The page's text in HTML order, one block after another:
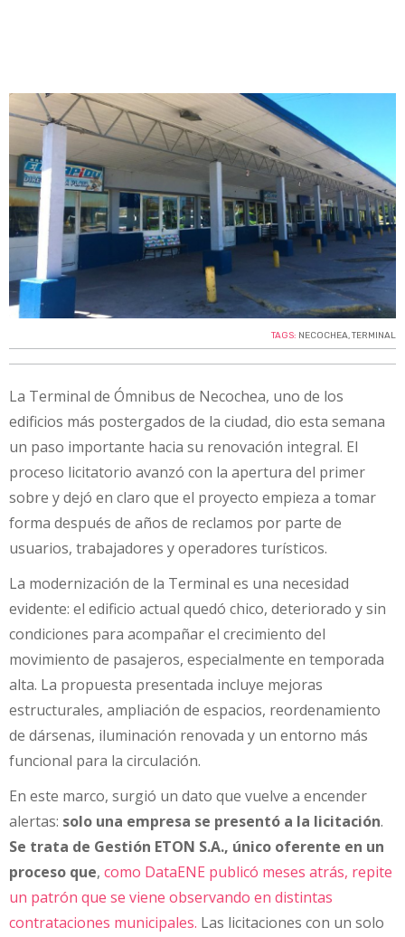
TAGS: NECOCHEA,TERMINAL
La Terminal de Ómnibus de Necochea, uno de los
edificios más postergados de la ciudad, dio esta semana
un paso importante hacia su renovación integral. El
proceso licitatorio avanzó con la apertura del primer
sobre y dejó en claro que el proyecto empieza a tomar
forma después de años de reclamos por parte de
usuarios, trabajadores y operadores turísticos.
La modernización de la Terminal es una necesidad
evidente: el edificio actual quedó chico, deteriorado y sin
condiciones para acompañar el crecimiento del
movimiento de pasajeros, especialmente en temporada
alta. La propuesta presentada incluye mejoras
estructurales, ampliación de espacios, reordenamiento
de dársenas, iluminación renovada y un entorno más
funcional para la circulación.
En este marco, surgió un dato que vuelve a encender
alertas: solo una empresa se presentó a la licitación.
Se trata de Gestión ETON S.A., único oferente en un
proceso que, como DataENE publicó meses atrás, repite
un patrón que se viene observando en distintas
contrataciones municipales. Las licitaciones con un solo